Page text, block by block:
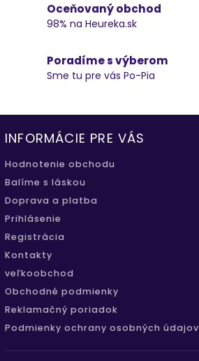
Oceňovaný obchod
98% na Heureka.sk
Poradíme s výberom
Sme tu pre vás Po-Pia
INFORMÁCIE PRE VÁS
Hodnotenie obchodu
Balíme s láskou
Doprava a platba
Prihlásenie
Registrácia
Kontakty
veľkoobchod
Obchodné podmienky
Reklamačný poriadok
Podmienky ochrany osobných údajov